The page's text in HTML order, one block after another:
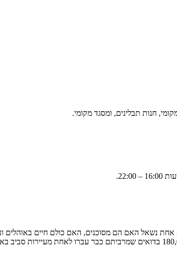
חנות תבלינים, ומסגד מקומי.
אחת נשאל האם הם מסוכנים, האם כולם חיים באוהלים